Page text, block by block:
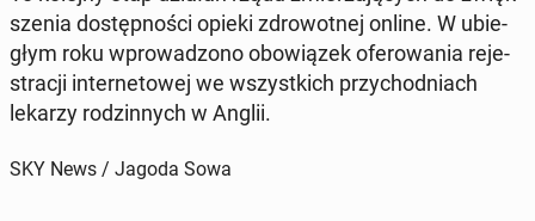
sze­nia do­stęp­no­ści opieki zdro­wot­nej online. W ubie­
głym roku wpro­wa­dzo­no obo­wią­zek ofe­ro­wa­nia re­je­
stra­cji in­ter­ne­to­wej we wszyst­kich przy­chod­niach
lekarzy ro­dzin­nych w Anglii.
SKY News / Jagoda Sowa